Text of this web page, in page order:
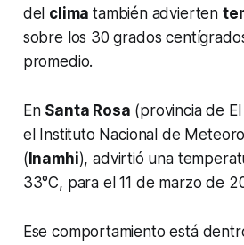
del climatambién advierten
sobre los 30 grados
promedio.
En Santa Rosa (provincia de
el Instituto Nacional de
( Inamhi), advirtió una
33°C, para el 11 de marzo de
Ese comportamiento está